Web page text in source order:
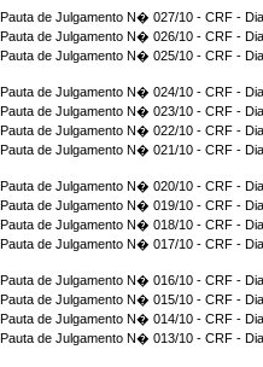
Pauta de Julgamento N� 027/10 - CRF -
Pauta de Julgamento N� 026/10 - CRF -
Pauta de Julgamento N� 025/10 - CRF -
Pauta de Julgamento N� 024/10 - CRF -
Pauta de Julgamento N� 023/10 - CRF -
Pauta de Julgamento N� 022/10 - CRF -
Pauta de Julgamento N� 021/10 - CRF -
Pauta de Julgamento N� 020/10 - CRF -
Pauta de Julgamento N� 019/10 - CRF -
Pauta de Julgamento N� 018/10 - CRF -
Pauta de Julgamento N� 017/10 - CRF -
Pauta de Julgamento N� 016/10 - CRF -
Pauta de Julgamento N� 015/10 - CRF -
Pauta de Julgamento N� 014/10 - CRF -
Pauta de Julgamento N� 013/10 - CRF -